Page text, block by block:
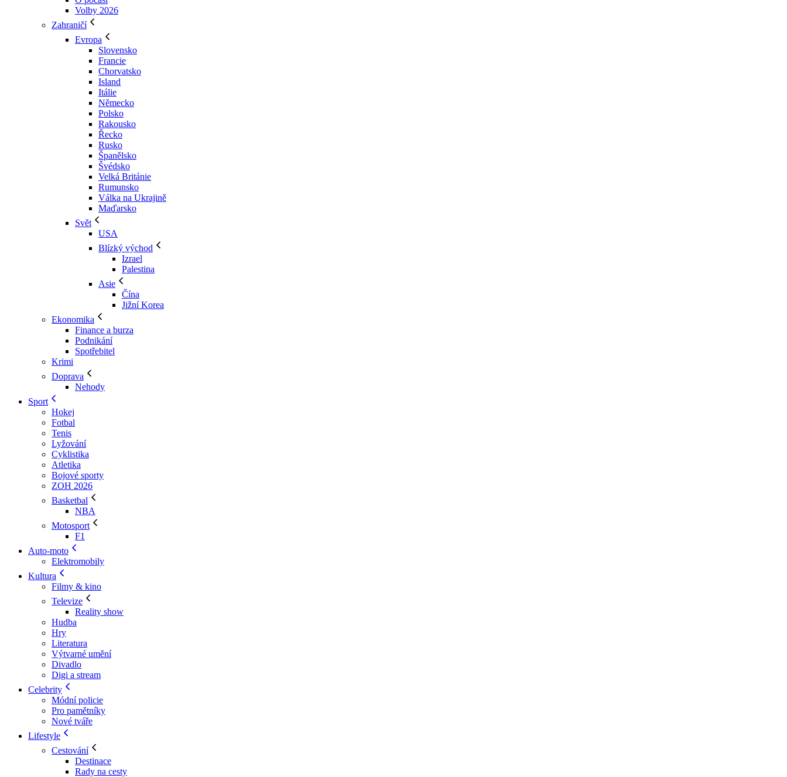
Volby 2026
Zahraničí
Evropa
Slovensko
Francie
Chorvatsko
Island
Itálie
Německo
Polsko
Rakousko
Řecko
Rusko
Španělsko
Švédsko
Velká Británie
Rumunsko
Válka na Ukrajině
Maďarsko
Svět
USA
Blízký východ
Izrael
Palestina
Asie
Čína
Jižní Korea
Ekonomika
Finance a burza
Podnikání
Spotřebitel
Krimi
Doprava
Nehody
Sport
Hokej
Fotbal
Tenis
Lyžování
Cyklistika
Atletika
Bojové sporty
ZOH 2026
Basketbal
NBA
Motosport
F1
Auto-moto
Elektromobily
Kultura
Filmy & kino
Televize
Reality show
Hudba
Hry
Literatura
Výtvarné umění
Divadlo
Digi a stream
Celebrity
Módní policie
Pro pamětníky
Nové tváře
Lifestyle
Cestování
Destinace
Rady na cesty